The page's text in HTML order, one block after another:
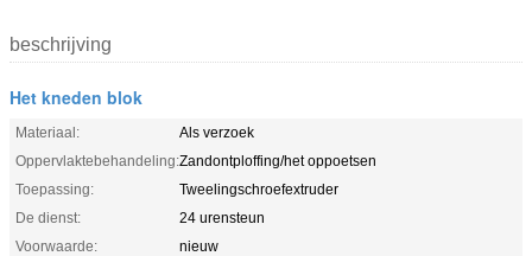
beschrijving
Het kneden blok
Materiaal:
Als verzoek
Oppervlaktebehandeling:Zandontploffing/het oppoetsen
Toepassing:
Tweelingschroefextruder
De dienst:
24 urensteun
Voorwaarde:
nieuw